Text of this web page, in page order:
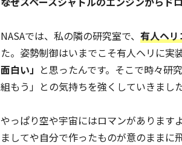
NASAでは、私の隣の研究室で、 有人ヘ
た。姿勢制御はいまでこそ有人ヘリに実
面白い」 と思ったんです。そこで時々研
組もう」との気持ちを強くしていきました
やっぱり空や宇宙にはロマンがあります
ましてや自分で作ったものが意のままに